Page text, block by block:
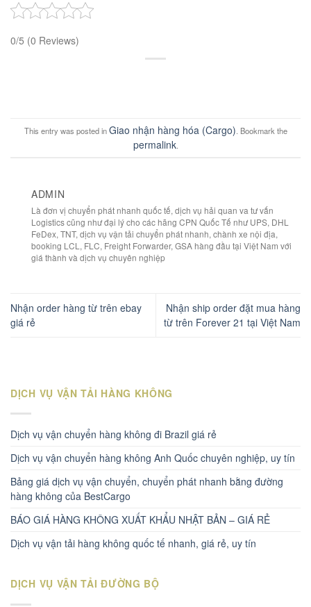
0/5 (0 Reviews)
This entry was posted inGiao nhận hàng hóa (Cargo) . Bookmark the
permalink.
ADMIN
Là đơn vị chuyển phát nhanh quốc tế, dịch vụ hải quan va tư vấn
Logistics cũng như đại lý cho các hãng CPN Quốc Tế như UPS, DHL
FeDex, TNT, dịch vụ vận tải chuyển phát nhanh, chành xe nội địa,
booking LCL, FLC, Freight Forwarder, GSA hàng đầu tại Việt Nam với
giá thành và dịch vụ chuyên nghiệp
Nhận order hàng từ trên ebay
giá rẻ
Nhận ship order đặt mua hàng
từ trên Forever 21 tại Việt Nam
DỊCH VỤ VẬN TẢI HÀNG KHÔNG
Dịch vụ vận chuyển hàng không đi Brazil giá rẻ
Dịch vụ vận chuyển hàng không Anh Quốc chuyên nghiệp, uy tín
Bảng giá dịch vụ vận chuyển, chuyển phát nhanh bằng đường
hàng không của BestCargo
BÁO GIÁ HÀNG KHÔNG XUẤT KHẨU NHẬT BẢN – GIÁ RẺ
Dịch vụ vận tải hàng không quốc tế nhanh, giá rẻ, uy tín
DỊCH VỤ VẬN TẢI ĐƯỜNG BỘ